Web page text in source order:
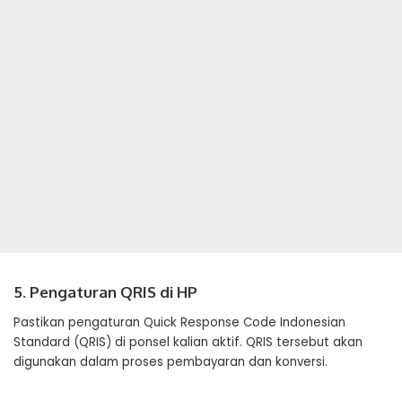
5. Pengaturan QRIS di HP
Pastikan pengaturan Quick Response Code Indonesian
Standard (QRIS) di ponsel kalian aktif. QRIS tersebut akan
digunakan dalam proses pembayaran dan konversi.